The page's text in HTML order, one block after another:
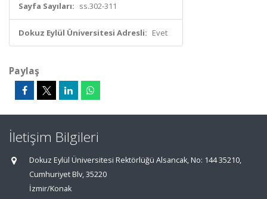
Sayfa Sayıları: ss.302-311
Dokuz Eylül Üniversitesi Adresli: Evet
Paylaş
İletişim Bilgileri
Dokuz Eylül Üniversitesi Rektörlüğü Alsancak, No: 144 35210,
Cumhuriyet Blv, 35220
İzmir/Konak